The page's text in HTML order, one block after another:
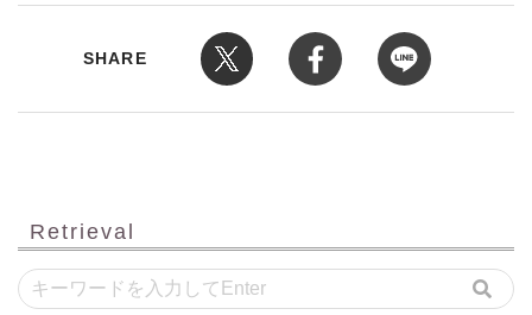
SHARE
Retrieval